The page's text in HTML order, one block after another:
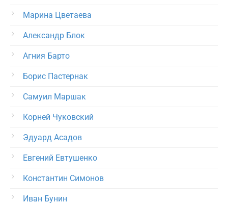
Марина Цветаева
Александр Блок
Агния Барто
Борис Пастернак
Самуил Маршак
Корней Чуковский
Эдуард Асадов
Евгений Евтушенко
Константин Симонов
Иван Бунин